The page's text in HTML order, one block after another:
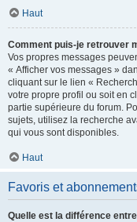
Haut
Comment puis-je retrouver
Vos propres messages
« Afficher vos messages »
cliquant sur le lien «
votre propre profil ou soit en
partie supérieure du forum.
sujets, utilisez la recherche
qui vous sont disponibles.
Haut
Favoris et
Quelle est la différence